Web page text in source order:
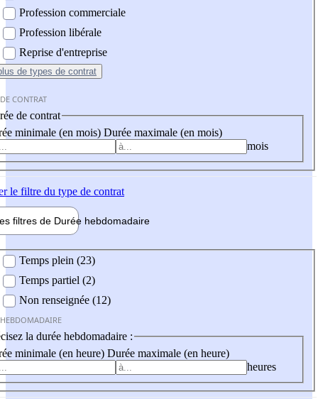
Profession commerciale
Profession libérale
Reprise d'entreprise
de types de contrat
CONTRAT
de contrat
minimale (en mois) Durée maximale (en mois)
mois
le filtre du type de contrat
filtres de Durée hebdomadaire
Temps plein (23)
Temps partiel (2)
Non renseignée (12)
la durée hebdomadaire :
minimale (en heure) Durée maximale (en heure)
heures